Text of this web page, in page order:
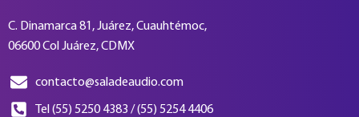
C. Dinamarca 81, Juárez, Cuauhtémoc,
06600 Col Juárez, CDMX
contacto@saladeaudio.com
Tel (55) 5250 4383 / (55) 5254 4406